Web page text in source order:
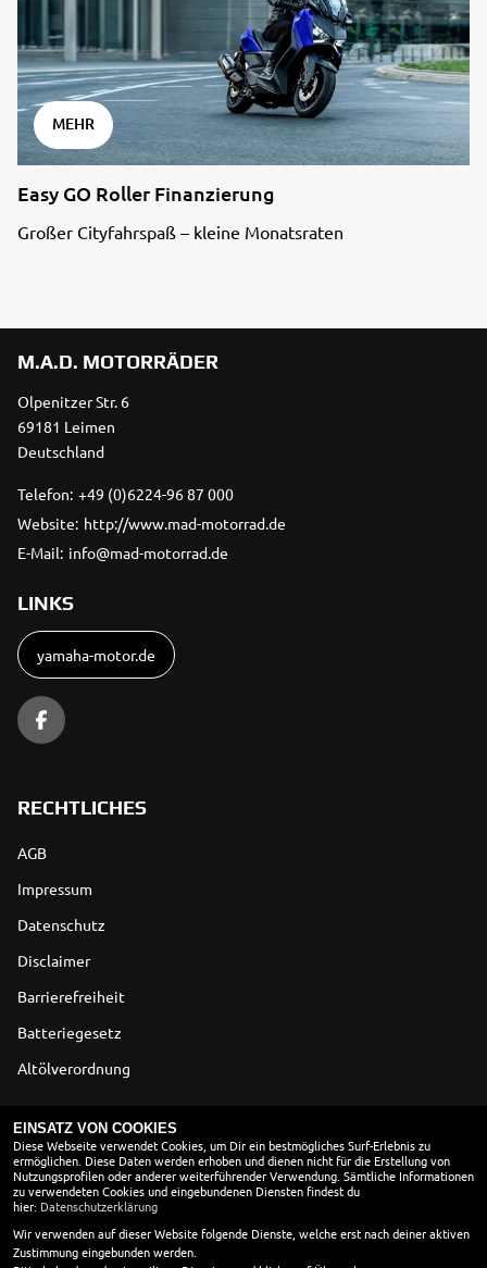
MEHR
Easy GO Roller Finanzierung
Großer Cityfahrspaß – kleine Monatsraten
M.A.D. MOTORRÄDER
Olpenitzer Str. 6
69181 Leimen
Deutschland
Telefon: +49 (0)6224-96 87 000
Website: http://www.mad-motorrad.de
E-Mail: info@mad-motorrad.de
LINKS
yamaha-motor.de
RECHTLICHES
AGB
Impressum
Datenschutz
Disclaimer
Barrierefreiheit
Batteriegesetz
Altölverordnung
ÖFFNUNGSZEITEN
Montag:
09:30 - 13:00 und 14:00 - 18:30
Dienstag:
09:30 - 13:00 und 14:00 - 18:30
Mittwoch:
09:30 - 13:00 und 14:00 - 18:30
Donnerstag:
09:30 - 13:00 und 14:00 - 18:30
EINSATZ VON COOKIES
Diese Webseite verwendet Cookies, um Dir ein bestmögliches Surf-Erlebnis zu
ermöglichen. Diese Daten werden erhoben und dienen nicht für die Erstellung von
Nutzungsprofilen oder anderer weiterführender Verwendung. Sämtliche Informationen
zu verwendeten Cookies und eingebundenen Diensten findest du
hier: Datenschutzerklärung
Wir verwenden auf dieser Website folgende Dienste, welche erst nach deiner aktiven
Zustimmung eingebunden werden.